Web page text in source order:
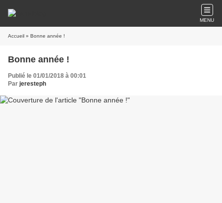
MENU
Accueil » Bonne année !
Bonne année !
Publié le 01/01/2018 à 00:01
Par jeresteph